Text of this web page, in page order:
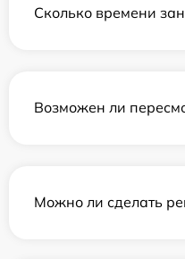
Сколько времени
Возможен ли
Можно ли сделать